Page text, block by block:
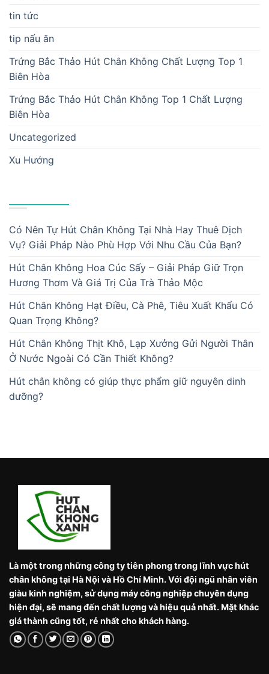
tin tức
tip nấu ăn
Trứng Bắc Thảo Hút Chân Không Chất Lượng Top 1
Biên Hòa
Trứng Bắc Thảo Hút Chân Không Top 1 Chất Lượng
Biên Hòa
Uncategorized
Xu Hướng
Có Nên Tự Hút Chân Không Tại Nhà Hay Thuê Dịch
Vụ? Giải Pháp Nào Phù Hợp Với Nhu Cầu Của Bạn?
Hút Chân Không Hoa Cúc Sấy – Giải Pháp Giữ Trọn
Hương Thơm Và Giá Trị Của Trà Thảo Mộc
Hút Chân Không Hạt Điều, Cà Phê, Tiêu Xuất Khẩu Có
Quan Trọng Không?
Hút Chân Không Thịt Khô, Lạp Xưởng Gửi Người Thân
Ở Nước Ngoài Có Cần Thiết Không?
Hút chân không có giúp thực phẩm giữ nguyên dinh
dưỡng?
Là một trong những công ty tiên phong trong lĩnh vực hút
chân không tại Hà Nội và Hồ Chí Minh. Với đội ngũ nhân viên
giàu kinh nghiệm, sử dụng máy công nghiệp chuyên dụng
hiện đại, sẽ mang đến chất lượng và hiệu quả nhất. Mặt khác
giá thành cũng tốt, rẻ nhất cho khách hàng.